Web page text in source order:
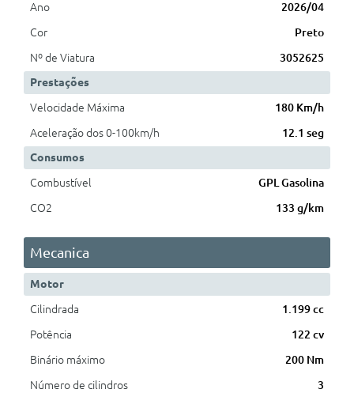
Ano
2026/04
Cor
Preto
Nº de Viatura
3052625
Prestações
Velocidade Máxima
180 Km/h
Aceleração dos 0-100km/h
12.1 seg
Consumos
Combustível
GPL Gasolina
CO2
133 g/km
Mecanica
Motor
Cilindrada
1.199 cc
Potência
122 cv
Binário máximo
200 Nm
Número de cilindros
3